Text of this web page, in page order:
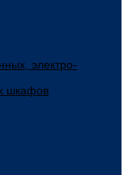
электро-
шкафов